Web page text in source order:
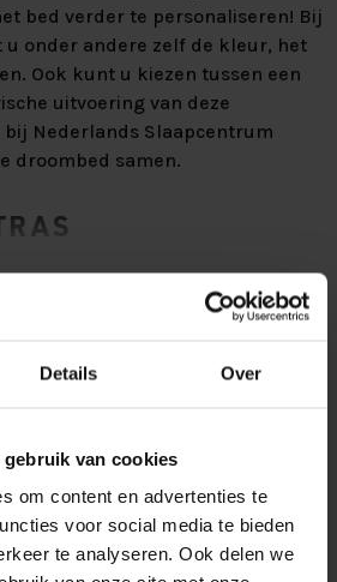
Details Over
gebruik van cookies
om content en advertenties te
voor social media te bieden
te analyseren. Ook delen we
bed verder te personaliseren! Bij
u onder andere zelf de kleur, het
Ook kunt u kiezen tussen een
uitvoering van deze
Nederlands Slaapcentrum
droombed samen.
een extra laagje comfort,
slaapt in uw boxspring. Het
Dit type schuim heeft
en zorgt hiermee voor
Hierbij heeft u de keuze
van pulse-latex, traagschuim,
Het topmatras heeft een
hoes, die u chemisch
de stomerij.
plaats via een afspraak.
kunnen leveren
voor een afspraak te